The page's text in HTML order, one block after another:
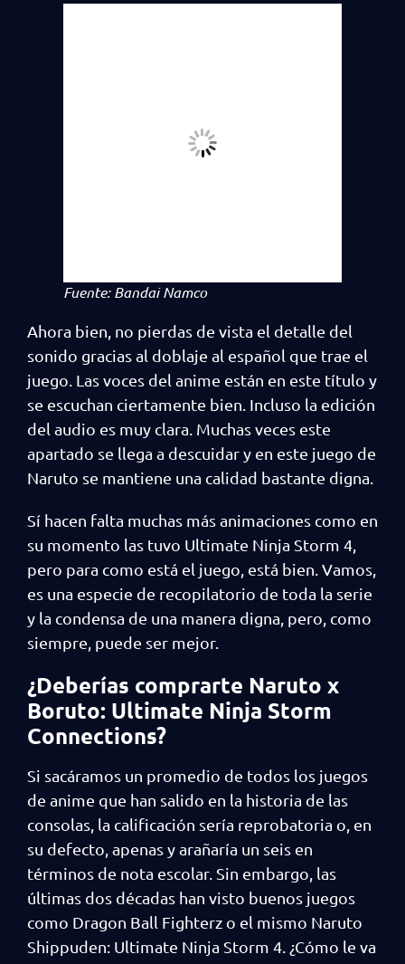
Fuente: Bandai Namco
Ahora bien, no pierdas de vista el detalle del
sonido gracias al doblaje al español que trae el
juego. Las voces del anime están en este título y
se escuchan ciertamente bien. Incluso la edición
del audio es muy clara. Muchas veces este
apartado se llega a descuidar y en este juego de
Naruto se mantiene una calidad bastante digna.
Sí hacen falta muchas más animaciones como en
su momento las tuvo Ultimate Ninja Storm 4,
pero para como está el juego, está bien. Vamos,
es una especie de recopilatorio de toda la serie
y la condensa de una manera digna, pero, como
siempre, puede ser mejor.
¿Deberías comprarte Naruto x
Boruto: Ultimate Ninja Storm
Connections?
Si sacáramos un promedio de todos los juegos
de anime que han salido en la historia de las
consolas, la calificación sería reprobatoria o, en
su defecto, apenas y arañaría un seis en
términos de nota escolar. Sin embargo, las
últimas dos décadas han visto buenos juegos
como Dragon Ball Fighterz o el mismo Naruto
Shippuden: Ultimate Ninja Storm 4. ¿Cómo le va